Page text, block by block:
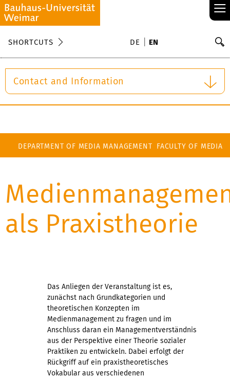
≡
SHORTCUTS DE EN
Contact and Information
DEPARTMENT OF MEDIA MANAGEMENT FACULTY OF MEDIA
als Praxistheorie
Das Anliegen der Veranstaltung ist es,
zunächst nach Grundkategorien und
theoretischen Konzepten im
Medienmanagement zu fragen und im
Anschluss daran ein Managementverständnis
aus der Perspektive einer Theorie sozialer
Praktiken zu entwickeln. Dabei erfolgt der
Rückgriff auf ein praxistheoretisches
Vokabular aus verschiedenen